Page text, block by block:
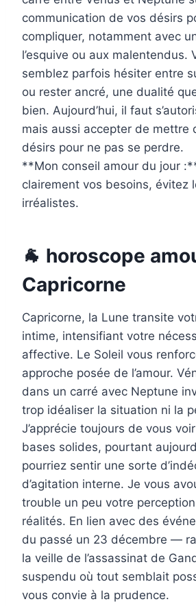
communication de vos désirs
compliquer, notamment avec
l’esquive ou aux malentendus.
semblez parfois hésiter entre
ou rester ancré, une dualité
bien. Aujourd’hui, il faut
mais aussi accepter de mettre
désirs pour ne pas se perdre.
**Mon conseil amour du jour
clairement vos besoins, évitez
irréalistes.
🐐 horoscope
Capricorne
Capricorne, la Lune transite
intime, intensifiant votre
affective. Le Soleil vous
approche posée de l’amour.
dans un carré avec Neptune
trop idéaliser la situation ni la
J’apprécie toujours de vous
bases solides, pourtant
pourriez sentir une sorte
d’agitation interne. Je vous
trouble un peu votre
réalités. En lien avec des
du passé un 23 décembre —
la veille de l’assassinat de
suspendu où tout semblait
vous convie à la prudence.